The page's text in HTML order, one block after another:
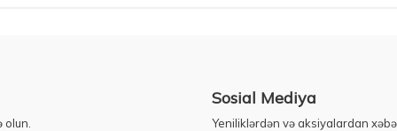
Sosial Mediya
Yeniliklərdən və aksiyalardan